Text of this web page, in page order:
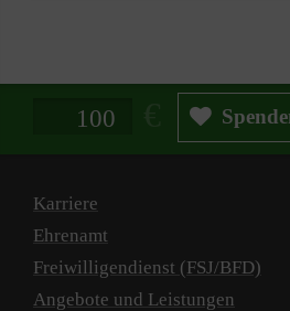
Spendenbetrag in Euro
Karriere
Ehrenamt
Freiwilligendienst (FSJ/BFD)
Angebote und Leistungen